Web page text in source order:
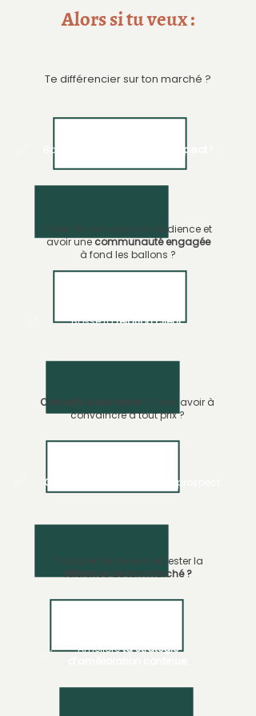
Alors si tu veux :
Te différencier sur ton marché ?
Bosse ton expérience prospect
Créer du lien avec ton audience et
avoir unecommunauté engagée
à fond les ballons ?
Bosse tarelation client.
Convertir sans forcer ? Sans avoir à
convaincre à tout prix ?
Créé une émotion chez ton prospect.
T’assurer de devenir et rester la
référence de ton marché ?
Amélioreta stratégie
✅